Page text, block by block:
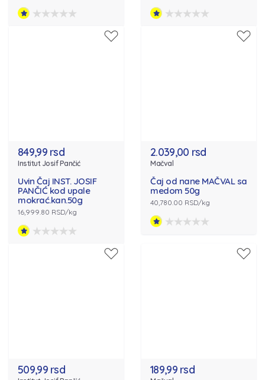
849,99 rsd
Institut Josif Pančić
Uvin Čaj INST. JOSIF
PANČIĆ kod upale
mokrać.kan.50g
16,999.80 RSD/kg
2.039,00 rsd
Mačval
Čaj od nane MAČVAL sa
medom 50g
40,780.00 RSD/kg
509,99 rsd 189,99 rsd